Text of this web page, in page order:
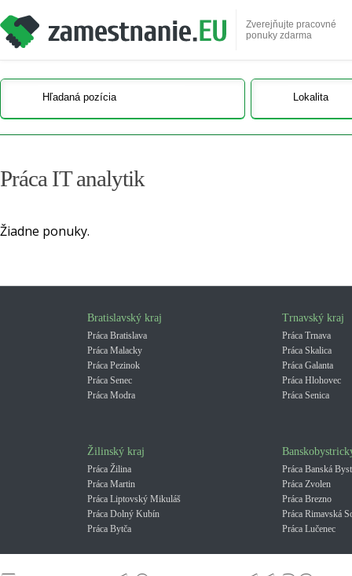
Zverejňujte pracovné
ponuky zdarma
Práca IT analytik
Žiadne ponuky.
Bratislavský kraj
Práca Bratislava
Práca Malacky
Práca Pezinok
Práca Senec
Práca Modra
Trnavský kraj
Práca Trnava
Práca Skalica
Práca Galanta
Práca Hlohovec
Práca Senica
Žilinský kraj
Práca Žilina
Práca Martin
Práca Liptovský Mikuláš
Práca Dolný Kubín
Práca Bytča
Práca Banská
Práca Zvolen
Práca Brezno
Práca Rimavská
Práca Lučenec